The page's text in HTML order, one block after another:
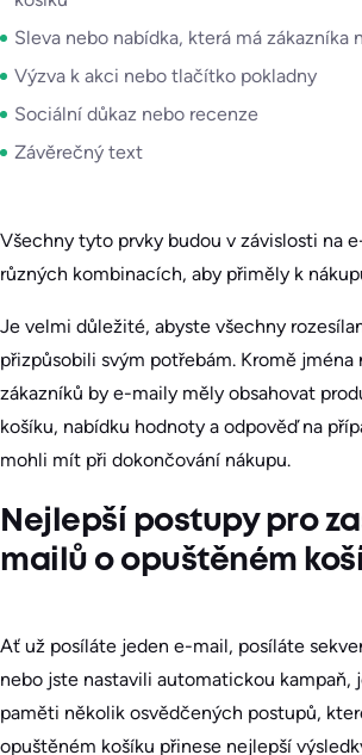
Sleva nebo nabídka, která má zákazníka
Výzva k akci nebo tlačítko pokladny
Sociální důkaz nebo recenze
Závěrečný text
Všechny tyto prvky budou v závislosti na
různých kombinacích, aby přiměly k
Je velmi důležité, abyste všechny
přizpůsobili svým potřebám. Kromě jména
zákazníků by e-maily měly obsahovat
košíku, nabídku hodnoty a odpověď na
mohli mít při dokončování nákupu.
Nejlepší postupy pro
mailů o opuštěném
Ať už posíláte jeden e-mail, posíláte
nebo jste nastavili automatickou kampaň,
paměti několik osvědčených postupů,
opuštěném košíku přinese nejlepší